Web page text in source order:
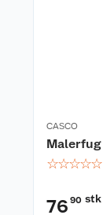
CASCO
☆☆☆☆☆
76 90 stk